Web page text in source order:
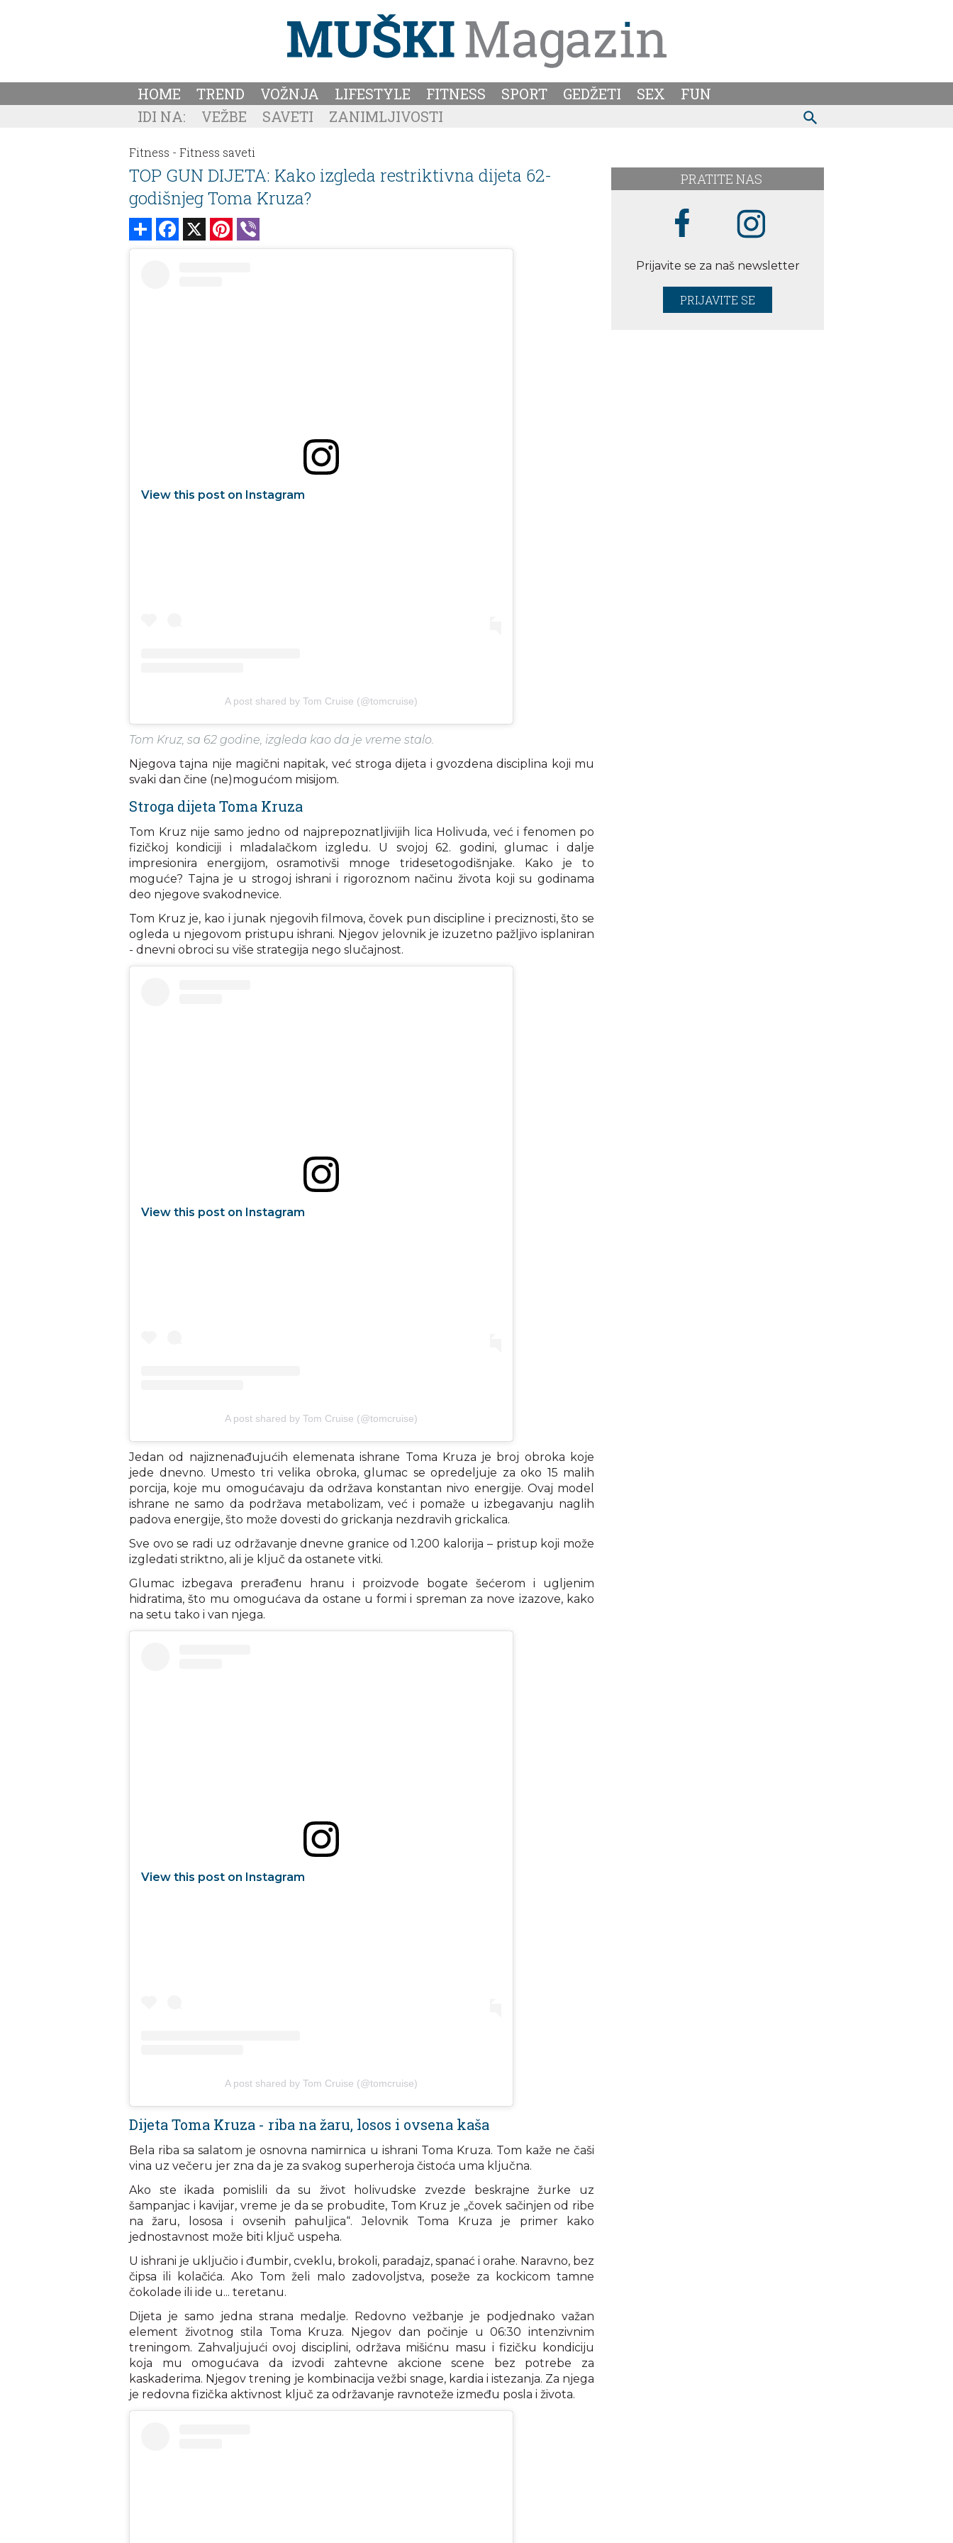
HOME TREND VOŽNJA LIFESTYLE FITNESS SPORT GEDŽETI SEX
FUN
IDI NA:
VEŽBE SAVETI ZANIMLJIVOSTI
Fitness - Fitness saveti
TOP GUN DIJETA: Kako izgleda restriktivna dijeta 62-
godišnjeg Toma Kruza?
Share Facebook Pinterest
View this post on Instagram
A post shared by Tom Cruise (@tomcruise)
Tom Kruz, sa 62 godine, izgleda kao da je vreme stalo.
Njegova tajna nije magični napitak, već stroga dijeta i gvozdena disciplina koji mu
svaki dan čine (ne)mogućom misijom.
Stroga dijeta Toma Kruza
Tom Kruz nije samo jedno od najprepoznatljivijih lica Holivuda, već i fenomen po
fizičkoj kondiciji i mladalačkom izgledu. U svojoj 62. godini, glumac i dalje
impresionira energijom, osramotivši mnoge tridesetogodišnjake. Kako je to
moguće? Tajna je u strogoj ishrani i rigoroznom načinu života koji su godinama
deo njegove svakodnevice.
Tom Kruz je, kao i junak njegovih filmova, čovek pun discipline i preciznosti, što se
ogleda u njegovom pristupu ishrani. Njegov jelovnik je izuzetno pažljivo isplaniran
- dnevni obroci su više strategija nego slučajnost.
View this post on Instagram
A post shared by Tom Cruise (@tomcruise)
Jedan od najiznenađujućih elemenata ishrane Toma Kruza je broj obroka koje
jede dnevno. Umesto tri velika obroka, glumac se opredeljuje za oko 15 malih
porcija, koje mu omogućavaju da održava konstantan nivo energije. Ovaj model
ishrane ne samo da podržava metabolizam, već i pomaže u izbegavanju naglih
padova energije, što može dovesti do grickanja nezdravih grickalica.
Sve ovo se radi uz održavanje dnevne granice od 1.200 kalorija – pristup koji može
izgledati striktno, ali je ključ da ostanete vitki.
Glumac izbegava prerađenu hranu i proizvode bogate šećerom i ugljenim
hidratima, što mu omogućava da ostane u formi i spreman za nove izazove, kako
na setu tako i van njega.
View this post on Instagram
A post shared by Tom Cruise (@tomcruise)
Dijeta Toma Kruza - riba na žaru, losos i ovsena kaša
Bela riba sa salatom je osnovna namirnica u ishrani Toma Kruza. Tom kaže ne čaši
vina uz večeru jer zna da je za svakog superheroja čistoća uma ključna.
Ako ste ikada pomislili da su život holivudske zvezde beskrajne žurke uz
šampanjac i kavijar, vreme je da se probudite, Tom Kruz je „čovek sačinjen od ribe
na žaru, lososa i ovsenih pahuljica“. Jelovnik Toma Kruza je primer kako
jednostavnost može biti ključ uspeha.
U ishrani je uključio i đumbir, cveklu, brokoli, paradajz, spanać i orahe. Naravno, bez
čipsa ili kolačića. Ako Tom želi malo zadovoljstva, poseže za kockicom tamne
čokolade ili ide u... teretanu.
Dijeta je samo jedna strana medalje. Redovno vežbanje je podjednako važan
element životnog stila Toma Kruza. Njegov dan počinje u 06:30 intenzivnim
treningom. Zahvaljujući ovoj disciplini, održava mišićnu masu i fizičku kondiciju
koja mu omogućava da izvodi zahtevne akcione scene bez potrebe za
kaskaderima. Njegov trening je kombinacija vežbi snage, kardia i istezanja. Za njega
je redovna fizička aktivnost ključ za održavanje ravnoteže između posla i života.
PRATITE NAS
Prijavite se za naš newsletter
PRIJAVITE SE